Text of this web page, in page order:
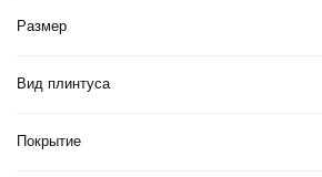
Размер
Вид плинтуса
Покрытие